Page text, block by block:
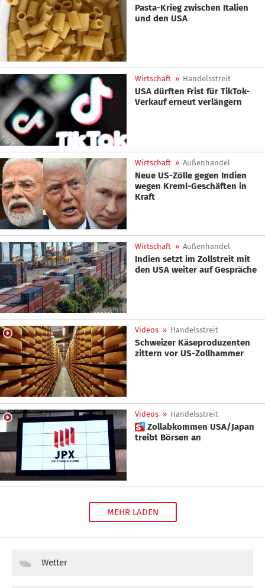
Pasta-Krieg zwischen Italien
und den USA
Wirtschaft » Handelsstreit
USA dürften Frist für TikTok-
Verkauf erneut verlängern
Wirtschaft » Außenhandel
Neue US-Zölle gegen Indien
wegen Kreml-Geschäften in
Kraft
Wirtschaft » Außenhandel
Indien setzt im Zollstreit mit
den USA weiter auf Gespräche
Videos » Handelsstreit
Schweizer Käseproduzenten
zittern vor US-Zollhammer
Videos » Handelsstreit
 Zollabkommen USA/Japan
treibt Börsen an
MEHR LADEN
Wetter